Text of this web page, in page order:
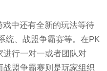
戏中还有全新的玩法等待
统、战盟争霸赛等。在PK
进行一对一或者团队对
盟争霸赛则是玩家组织